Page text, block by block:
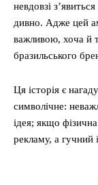
невдовзі
дивно. Адже цей
важливою, хоча й
бразильського
Ця історія є
символічне:
ідея; якщо
рекламу, а гучний